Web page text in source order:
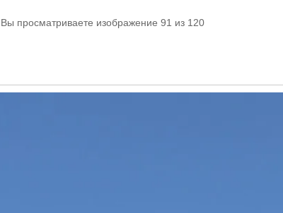
. Вы просматриваете изображение 91 из 120